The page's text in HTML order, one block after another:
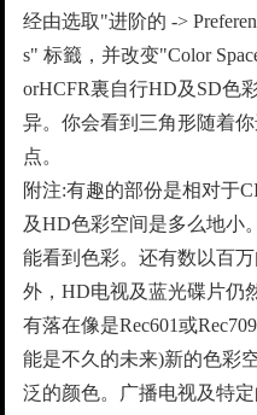
经由选取"进阶的 ->
s" 标籤，并改变"Color
orHCFR裏自行HD及SD色
异。你会看到三角形随着
点。
附注:有趣的部份是相对于
及HD色彩空间是多么地小
能看到色彩。还有数以百
外，HD电视及蓝光碟片仍
有落在像是Rec601或
能是不久的未来)新的色彩
泛的颜色。广播电视及特